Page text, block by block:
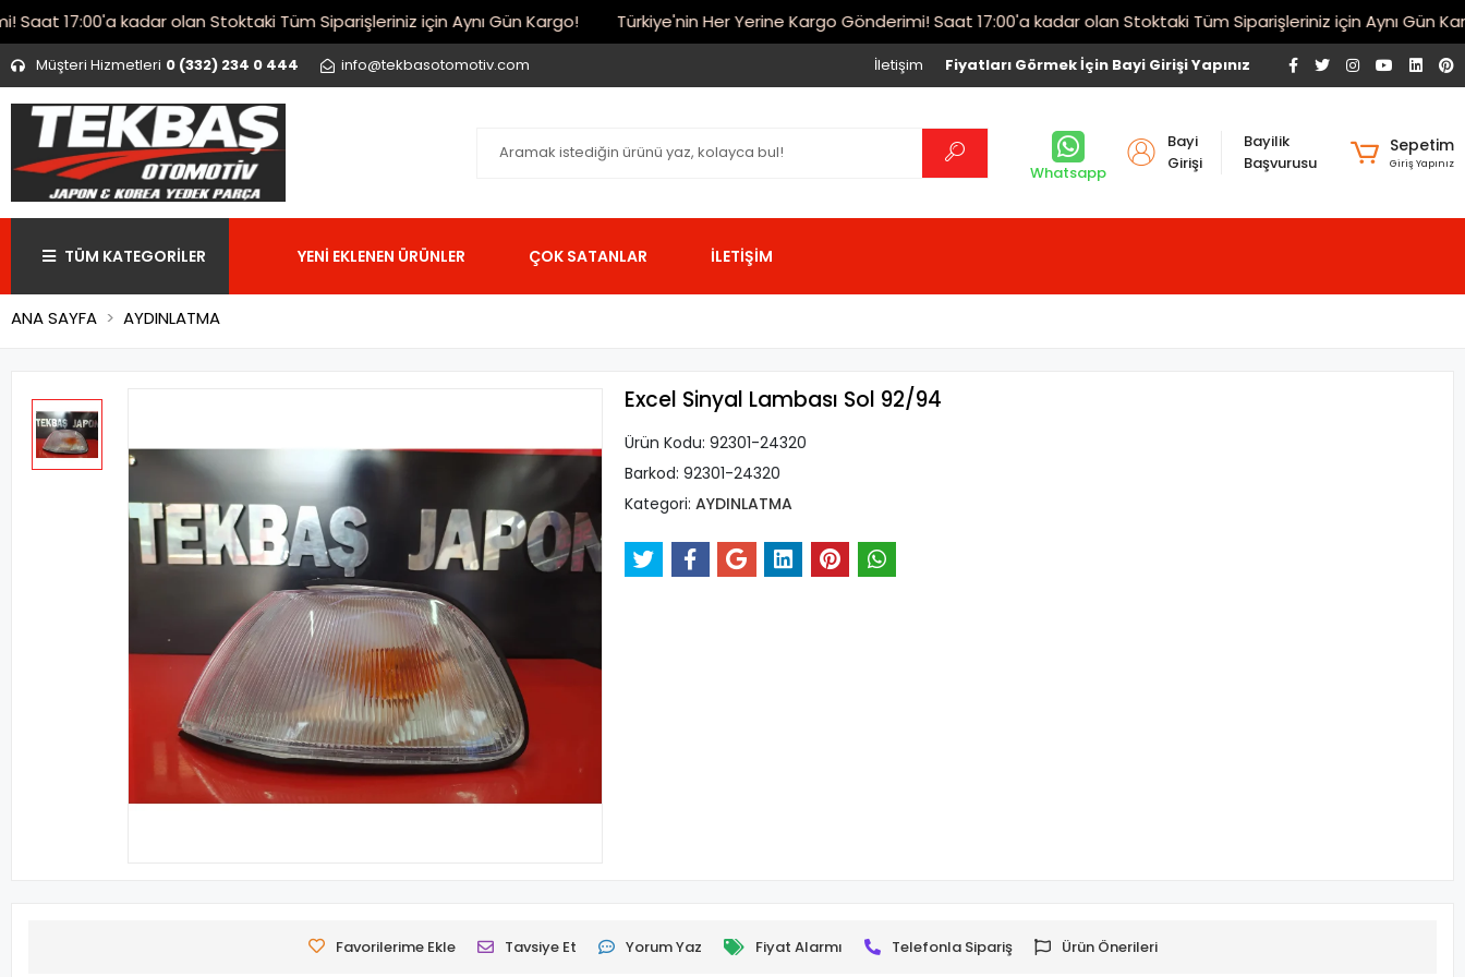
17:00'a kadar olan Stoktaki Tüm Siparişleriniz için Aynı Gün Kargo! Türkiye'nin Her Yerine Kargo Gönderimi! Saat 17:00'a kadar olan Stoktaki Tüm Siparişleriniz için Aynı Gün Kargo!
Müşteri Hizmetleri 0 (332) 234 0 444 info@tekbasotomotiv.com Fiyatları Görmek İçin Bayi Girişi Yapınız
İletişim
Whatsapp
Bayi
Girişi
Bayilik
Başvurusu
Sepetim
Giriş Yapınız
TÜM KATEGORİLER YENİ EKLENEN ÜRÜNLER ÇOK SATANLAR İLETİŞİM
ANA SAYFA AYDINLATMA
Excel Sinyal Lambası Sol 92/94
Ürün Kodu: 92301-24320
Barkod: 92301-24320
Kategori: AYDINLATMA
Favorilerime Ekle Tavsiye Et Yorum Yaz Fiyat Alarmı Telefonla Sipariş Ürün Önerileri